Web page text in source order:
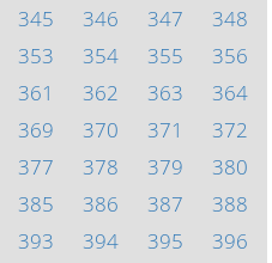
345 346 347
348
353 354 355
356
361 362 363
364
369 370 371
372
377 378 379
380
385 386 387
388
393 394 395
396